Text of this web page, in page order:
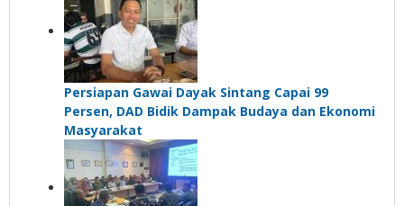
Persiapan Gawai Dayak Sintang Capai 99
Persen, DAD Bidik Dampak Budaya dan Ekonomi
Masyarakat